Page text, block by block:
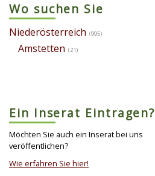
Wo suchen Sie
Niederösterreich (995)
Amstetten (21)
Ein Inserat Eintragen?
Möchten Sie auch ein Inserat bei uns
veröffentlichen?
Wie erfahren Sie hier!